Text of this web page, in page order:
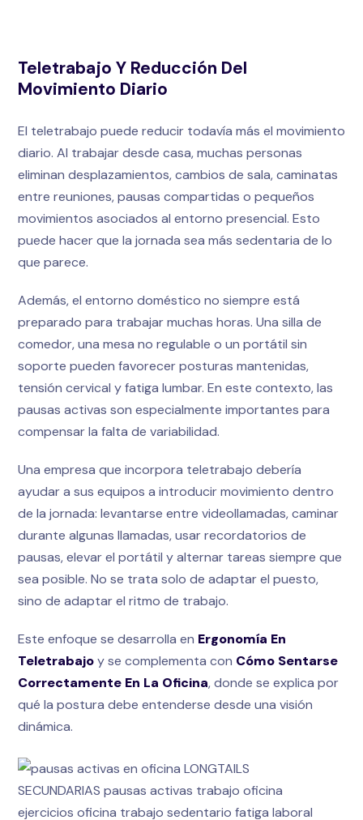
Teletrabajo Y Reducción Del
Movimiento Diario
El teletrabajo puede reducir todavía más el movimiento
diario. Al trabajar desde casa, muchas personas
eliminan desplazamientos, cambios de sala, caminatas
entre reuniones, pausas compartidas o pequeños
movimientos asociados al entorno presencial. Esto
puede hacer que la jornada sea más sedentaria de lo
que parece.
Además, el entorno doméstico no siempre está
preparado para trabajar muchas horas. Una silla de
comedor, una mesa no regulable o un portátil sin
soporte pueden favorecer posturas mantenidas,
tensión cervical y fatiga lumbar. En este contexto, las
pausas activas son especialmente importantes para
compensar la falta de variabilidad.
Una empresa que incorpora teletrabajo debería
ayudar a sus equipos a introducir movimiento dentro
de la jornada: levantarse entre videollamadas, caminar
durante algunas llamadas, usar recordatorios de
pausas, elevar el portátil y alternar tareas siempre que
sea posible. No se trata solo de adaptar el puesto,
sino de adaptar el ritmo de trabajo.
Este enfoque se desarrolla en Ergonomía En
Teletrabajoy se complementa con Cómo Sentarse
Correctamente En La Oficina, donde se explica por
qué la postura debe entenderse desde una visión
dinámica.